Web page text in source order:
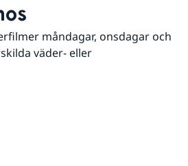
måndagar, onsdagar och
väder- eller